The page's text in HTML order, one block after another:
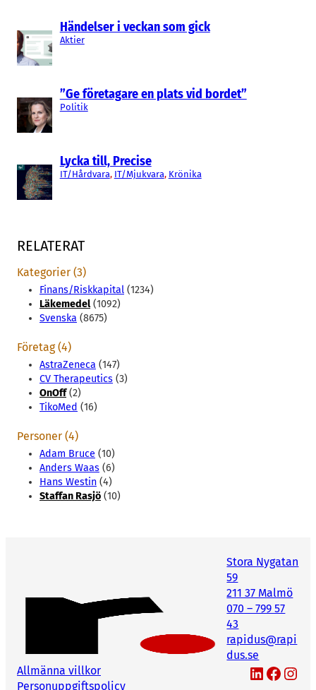
Händelser i veckan som gick
Aktier
”Ge företagare en plats vid bordet”
Politik
Lycka till, Precise
IT/Hårdvara, IT/Mjukvara, Krönika
RELATERAT
Kategorier (3)
Finans/Riskkapital (1234)
Läkemedel(1092)
Svenska (8675)
Företag (4)
AstraZeneca (147)
CV Therapeutics (3)
OnOff(2)
TikoMed (16)
Personer (4)
Adam Bruce (10)
Anders Waas (6)
Hans Westin (4)
Staffan Rasjö (10)
Stora Nygatan
59
211 37 Malmö
070 – 799 57
43
rapidus@rapi
dus.se
Allmänna villkor
Personuppgiftspolicy
LinkedIn Facebook Instagram